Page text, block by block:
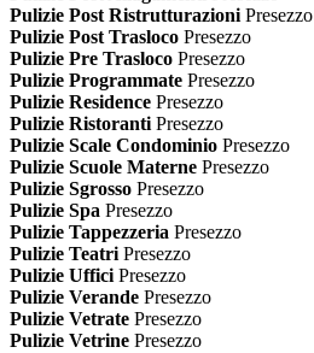
Pulizie Post Ristrutturazioni Presezzo
Pulizie Post Trasloco Presezzo
Pulizie Pre Trasloco Presezzo
Pulizie Programmate Presezzo
Pulizie Residence Presezzo
Pulizie Ristoranti Presezzo
Pulizie Scale Condominio Presezzo
Pulizie Scuole Materne Presezzo
Pulizie Sgrosso Presezzo
Pulizie Spa Presezzo
Pulizie Tappezzeria Presezzo
Pulizie Teatri Presezzo
Pulizie Uffici Presezzo
Pulizie Verande Presezzo
Pulizie Vetrate Presezzo
Pulizie Vetrine Presezzo